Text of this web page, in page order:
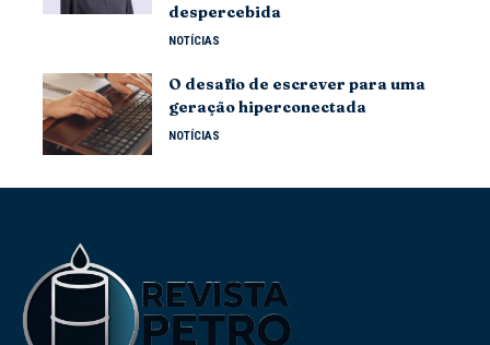
despercebida
NOTÍCIAS
O desafio de escrever para uma
geração hiperconectada
NOTÍCIAS